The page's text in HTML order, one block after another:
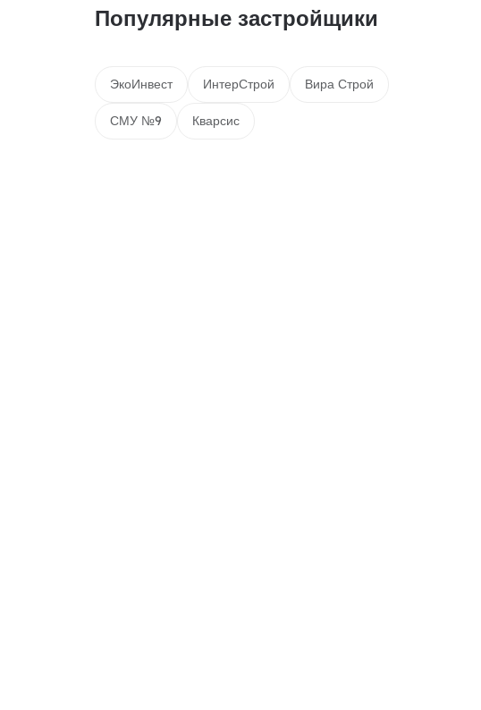
Популярные застройщики
ЭкоИнвест ИнтерСтрой Вира Строй
СМУ №9 Кварсис